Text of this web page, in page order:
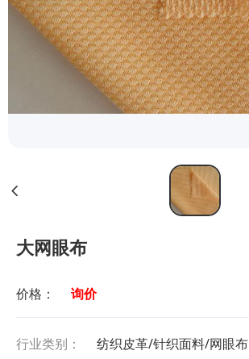
大网眼布
价格： 询价
行业类别：
纺织皮革/针织面料/网眼布